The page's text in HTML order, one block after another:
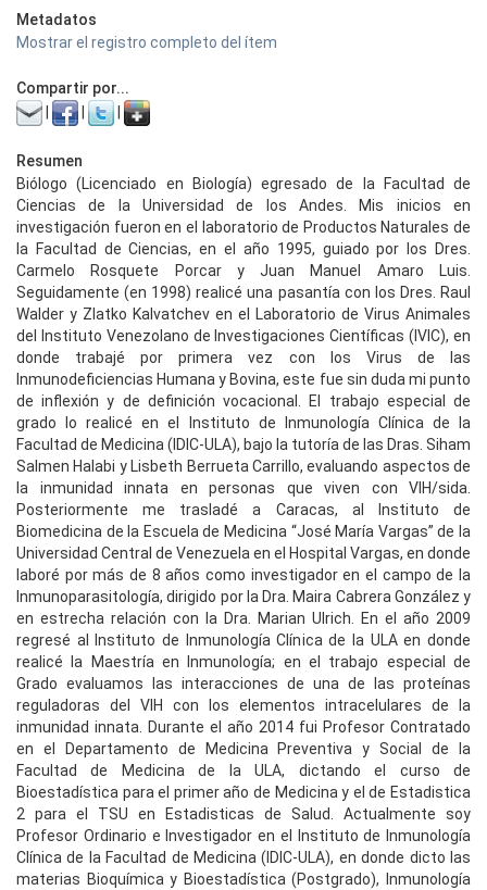
Metadatos
Mostrar el registro completo del ítem
Compartir por...
Resumen
Biólogo (Licenciado en Biología) egresado de la Facultad de
Ciencias de la Universidad de los Andes. Mis inicios en
investigación fueron en el laboratorio de Productos Naturales de
la Facultad de Ciencias, en el año 1995, guiado por los Dres.
Carmelo Rosquete Porcar y Juan Manuel Amaro Luis.
Seguidamente (en 1998) realicé una pasantía con los Dres. Raul
Walder y Zlatko Kalvatchev en el Laboratorio de Virus Animales
del Instituto Venezolano de Investigaciones Científicas (IVIC), en
donde trabajé por primera vez con los Virus de las
Inmunodeficiencias Humana y Bovina, este fue sin duda mi punto
de inflexión y de definición vocacional. El trabajo especial de
grado lo realicé en el Instituto de Inmunología Clínica de la
Facultad de Medicina (IDIC-ULA), bajo la tutoría de las Dras. Siham
Salmen Halabi y Lisbeth Berrueta Carrillo, evaluando aspectos de
la inmunidad innata en personas que viven con VIH/sida.
Posteriormente me trasladé a Caracas, al Instituto de
Biomedicina de la Escuela de Medicina “José María Vargas” de la
Universidad Central de Venezuela en el Hospital Vargas, en donde
laboré por más de 8 años como investigador en el campo de la
Inmunoparasitología, dirigido por la Dra. Maira Cabrera González y
en estrecha relación con la Dra. Marian Ulrich. En el año 2009
regresé al Instituto de Inmunología Clínica de la ULA en donde
realicé la Maestría en Inmunología; en el trabajo especial de
Grado evaluamos las interacciones de una de las proteínas
reguladoras del VIH con los elementos intracelulares de la
inmunidad innata. Durante el año 2014 fui Profesor Contratado
en el Departamento de Medicina Preventiva y Social de la
Facultad de Medicina de la ULA, dictando el curso de
Bioestadística para el primer año de Medicina y el de Estadistica
2 para el TSU en Estadisticas de Salud. Actualmente soy
Profesor Ordinario e Investigador en el Instituto de Inmunología
Clínica de la Facultad de Medicina (IDIC-ULA), en donde dicto las
materias Bioquímica y Bioestadística (Postgrado), Inmunología